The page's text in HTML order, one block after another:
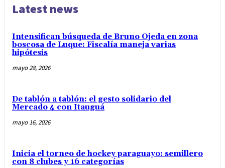
Latest news
Intensifican búsqueda de Bruno Ojeda en zona
boscosa de Luque: Fiscalía maneja varias
hipótesis
mayo 28, 2026
De tablón a tablón: el gesto solidario del
Mercado 4 con Itauguá
mayo 16, 2026
Inicia el torneo de hockey paraguayo: semillero
con 8 clubes y 16 categorías